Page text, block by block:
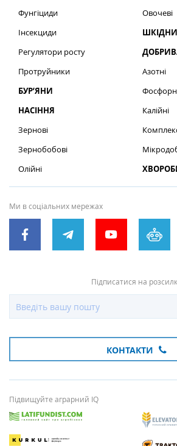
Фунгіциди
Інсекциди
Регулятори росту
Протруйники
БУР’ЯНИ
НАСІННЯ
Зернові
Зернобобові
Олійні
Овочеві
Азотні
Калійні
Ми в соціальних мережах
Підписатися на
КОНТАКТИ
Підвищуйте аграрний IQ